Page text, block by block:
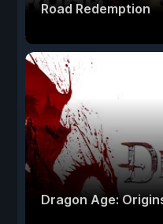
Road Redemption
Dragon Age: